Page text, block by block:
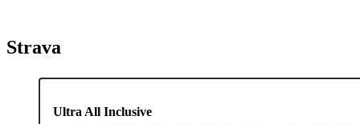
Strava
Ultra All Inclusive